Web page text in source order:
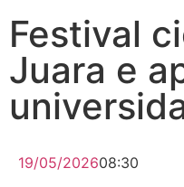
Festival
Juara e
19/05/202608:30